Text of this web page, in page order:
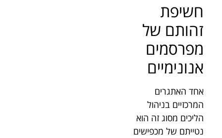
חשיפת
זהותם של
מפרסמים
אנונימיים
אחד האתגרים
המרכזיים בניהול
הליכים מסוג זה הוא
נטייתם של מכפישים